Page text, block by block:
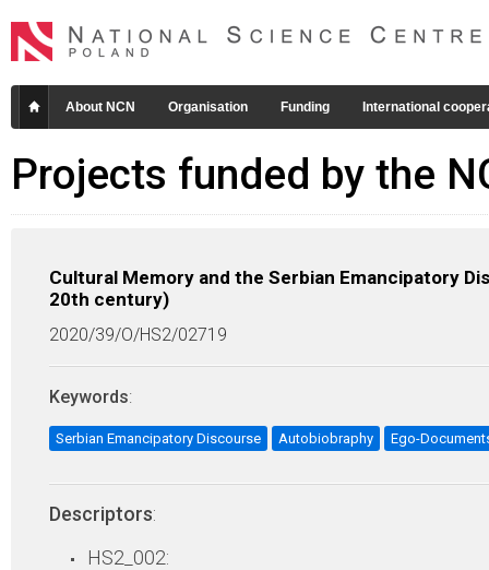
About NCN Organisation Funding International
Projects funded by the
Cultural Memory and the Serbian Emancipatory
20th century)
2020/39/O/HS2/02719
Keywords:
Serbian Emancipatory Discourse Autobiobraphy Ego-
Descriptors:
HS2_002: